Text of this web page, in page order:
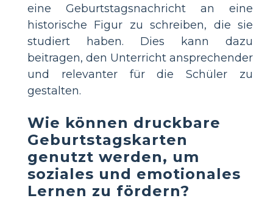
eine Geburtstagsnachricht an eine
historische Figur zu schreiben, die sie
studiert haben. Dies kann dazu
beitragen, den Unterricht ansprechender
und relevanter für die Schüler zu
gestalten.
Wie können druckbare
Geburtstagskarten
genutzt werden, um
soziales und emotionales
Lernen zu fördern?